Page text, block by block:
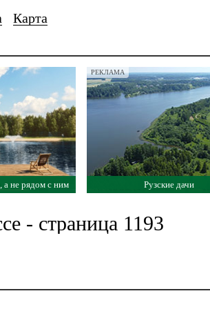
Карта
а не рядом с ним
РЕКЛАМА
Рузские дачи
- страница 1193